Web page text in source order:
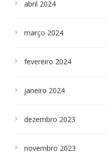
abril 2024
março 2024
fevereiro 2024
janeiro 2024
dezembro 2023
novembro 2023